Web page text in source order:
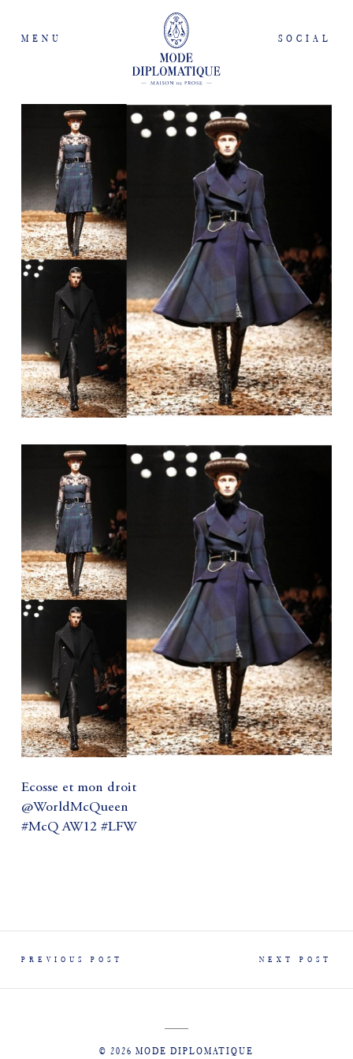
MENU SOCIAL
Ecosse et mon droit
@WorldMcQueen
#McQ AW12 #LFW
PREVIOUS POST NEXT POST
© 2026 MODE DIPLOMATIQUE